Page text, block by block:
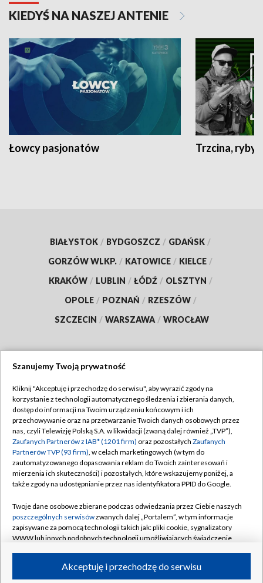
KIEDYŚ NA NASZEJ ANTENIE
Łowcy pasjonatów Trzcina, ryby
BIAŁYSTOK / BYDGOSZCZ / GDAŃSK /
GORZÓW WLKP. / KATOWICE / KIELCE /
KRAKÓW / LUBLIN / ŁÓDŹ / OLSZTYN /
OPOLE / POZNAŃ / RZESZÓW /
SZCZECIN / WARSZAWA / WROCŁAW
TVP
Abonament TVP
Emisja w TVP
Centrum informacji TVP
Naziemna Telewizja Cyfrowa
Rada Programowa
System NOS
Informacje o nadawcy
Program dla prasy
Regulamin TVP
Polityka prywatności
Moje zgody
Pomoc
Kontakt
Kanały
Szanujemy Twoją prywatność
Kliknij "Akceptuję i przechodzę do serwisu", aby wyrazić zgody na
korzystanie z technologii automatycznego śledzenia i zbierania danych,
dostęp do informacji na Twoim urządzeniu końcowym i ich
przechowywanie oraz na przetwarzanie Twoich danych osobowych przez
nas, czyli Telewizję Polską S.A. w likwidacji (zwaną dalej również „TVP”),
Zaufanych Partnerów z IAB* (1201 firm) oraz pozostałych Zaufanych
Partnerów TVP (93 firm), w celach marketingowych (w tym do
zautomatyzowanego dopasowania reklam do Twoich zainteresowań i
mierzenia ich skuteczności) i pozostałych, które wskazujemy poniżej, a
także zgody na udostępnianie przez nas identyfikatora PPID do Google.
Twoje dane osobowe zbierane podczas odwiedzania przez Ciebie naszych
poszczególnych serwisówzwanych dalej „Portalem”, w tym informacje
zapisywane za pomocą technologii takich jak: pliki cookie, sygnalizatory
WWW lub innych podobnych technologii umożliwiających świadczenie
ruchu w Internecie.Akceptuję i przechodzę do serwisu